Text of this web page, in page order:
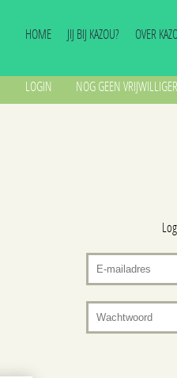
HOME JIJ BIJ KAZOU? OVER
LOGIN NOG GEEN VRIJWILLIGER